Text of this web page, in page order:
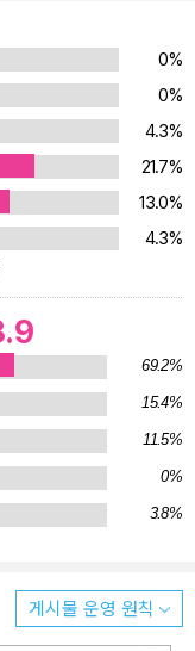
의 상태 때문에 찾아
농장을 방문한다. 그
경의 이야기를 듣고,
을 보내는데…. <금
터스 다이아몬드 중개
캐럿 로체빌 다이아
둘러싼 미스터리의 중
’가 있음을 확신하고
의뢰를 받고 집으로
별 수사관들이 스페
드러나고 유력한 용
진범을 밝힐 수 있을
은 편지를 읽고 고민에
범인과 자신이 범인이
시달리는 것이라고
린 총성. 방에는 총에
라는 비극이 펼쳐져 있
0%
0%
4.3%
21.7%
13.0%
4.3%
69.2%
15.4%
11.5%
0%
3.8%
게시물 운영 원칙